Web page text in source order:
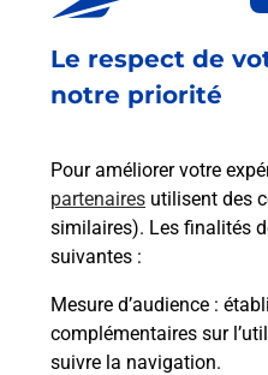
Le respect de
notre priorité
Pour améliorer votre
partenaires utilisent des
similaires). Les finalités
suivantes :
Mesure d’audience :
complémentaires sur
suivre la navigation.
En savoir plus
Malin !
La Poste
en ligne
Ouvert 24h/24
En savoir plus